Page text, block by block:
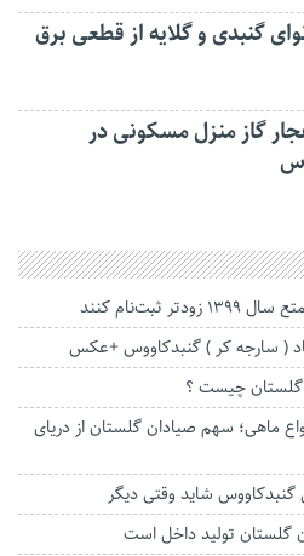
گنبدی و گلایه از قطعی برق
گاز منزل مسکونی در
کنند
( سارجه کر ) گنبدکاووس +عکس
گلستان چیست ؟
انواع ماهی؛ سهم صیادان گلستان از دریای
شاید وقتی دیگر